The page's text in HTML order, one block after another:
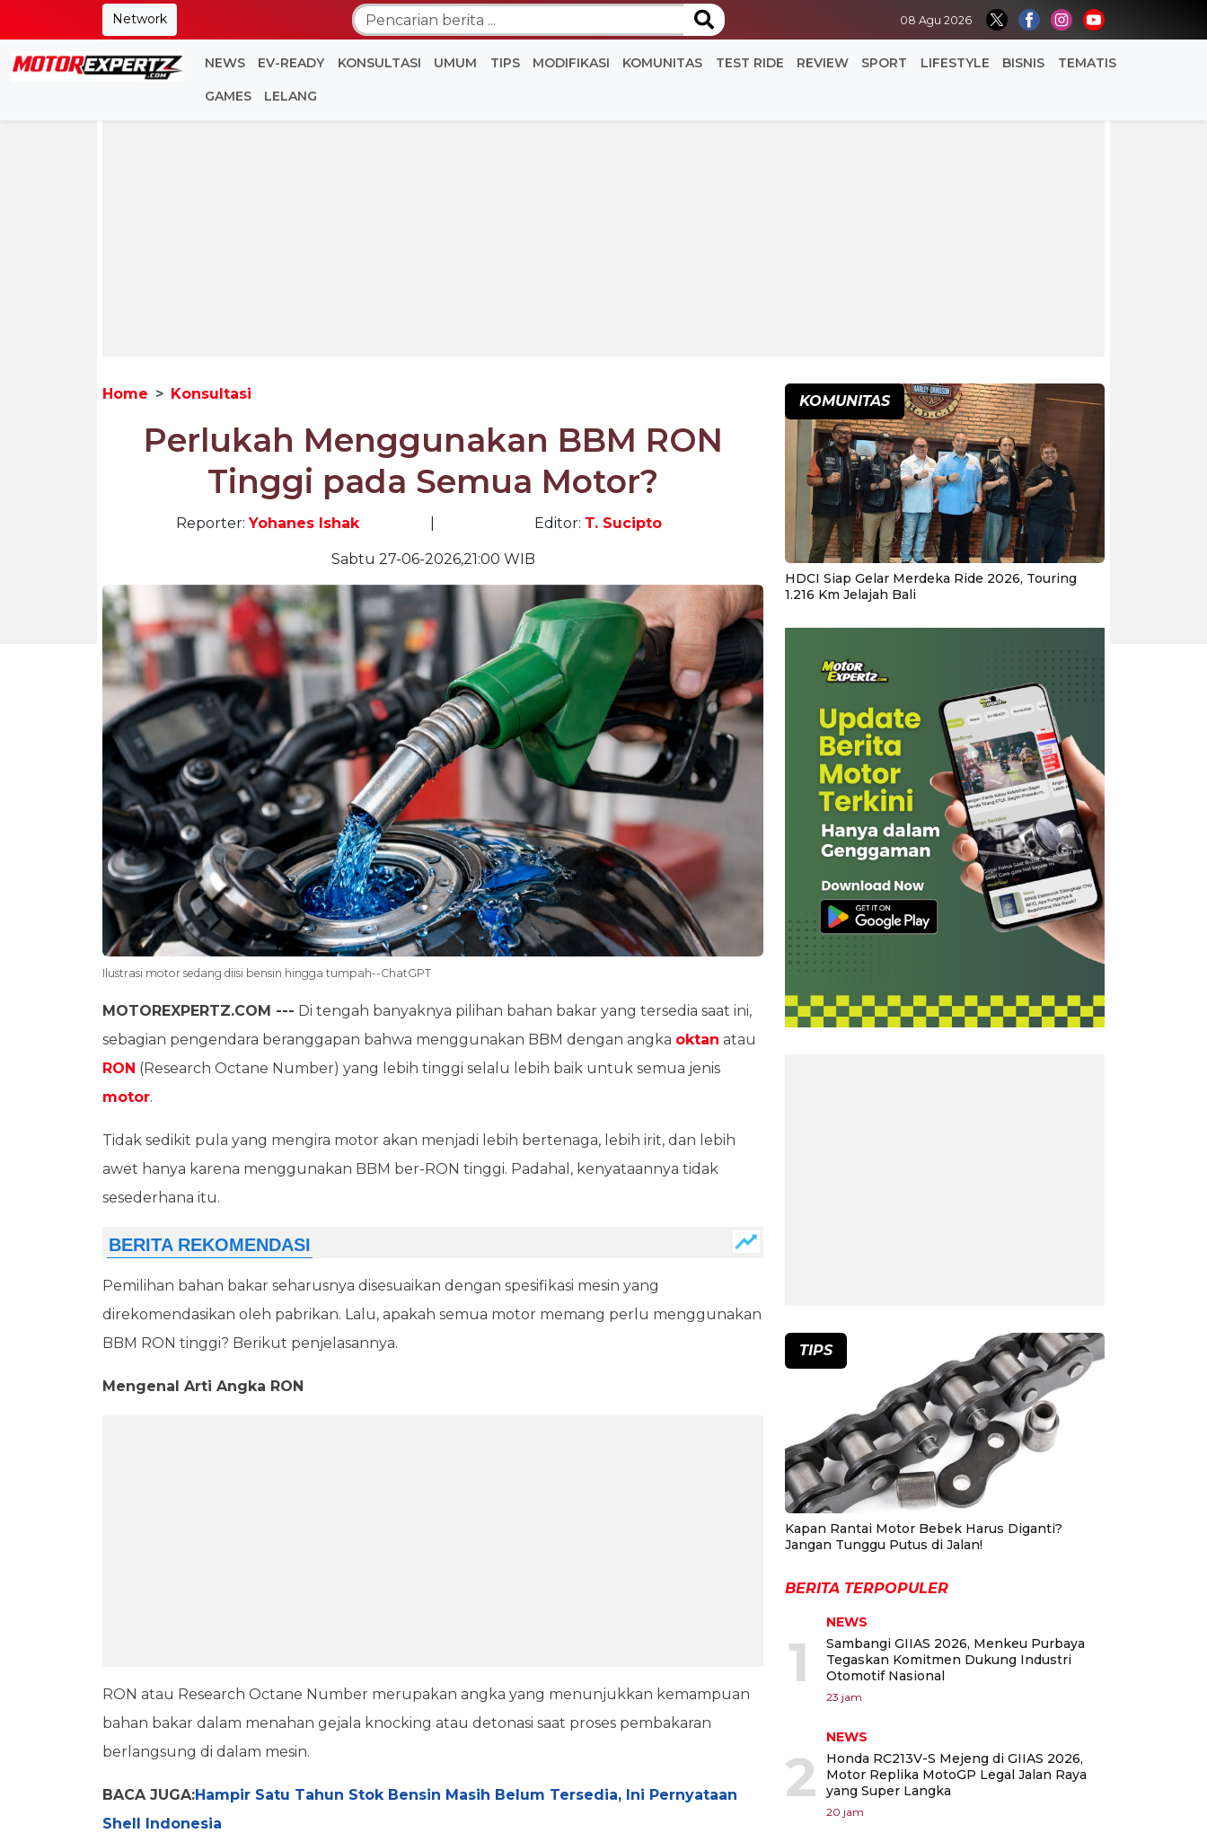
Network 08 Agu 2026
NEWS EV-READY KONSULTASI UMUM TIPS MODIFIKASI KOMUNITAS TEST RIDE REVIEW SPORT LIFESTYLE BISNIS TEMATIS
GAMES LELANG
Home Konsultasi
Perlukah Menggunakan BBM RON
Tinggi pada Semua Motor?
Reporter:Yohanes Ishak Editor: T. Sucipto
Sabtu 27-06-2026,21:00 WIB
Ilustrasi motor sedang diisi bensin hingga tumpah--ChatGPT
MOTOREXPERTZ.COM --- Di tengah banyaknya pilihan bahan bakar yang tersedia saat ini,
sebagian pengendara beranggapan bahwa menggunakan BBM dengan angka oktan atau
RON (Research Octane Number) yang lebih tinggi selalu lebih baik untuk semua jenis
motor.
Tidak sedikit pula yang mengira motor akan menjadi lebih bertenaga, lebih irit, dan lebih
awet hanya karena menggunakan BBM ber-RON tinggi. Padahal, kenyataannya tidak
sesederhana itu.
Pemilihan bahan bakar seharusnya disesuaikan dengan spesifikasi mesin yang
direkomendasikan oleh pabrikan. Lalu, apakah semua motor memang perlu menggunakan
BBM RON tinggi? Berikut penjelasannya.
Mengenal Arti Angka RON
RON atau Research Octane Number merupakan angka yang menunjukkan kemampuan
bahan bakar dalam menahan gejala knocking atau detonasi saat proses pembakaran
berlangsung di dalam mesin.
BACA JUGA:Hampir Satu Tahun Stok Bensin Masih Belum Tersedia, Ini Pernyataan
Shell Indonesia
KOMUNITAS
HDCI Siap Gelar Merdeka Ride 2026, Touring
1.216 Km Jelajah Bali
TIPS
Kapan Rantai Motor Bebek Harus Diganti?
Jangan Tunggu Putus di Jalan!
BERITA TERPOPULER
1
NEWS
Sambangi GIIAS 2026, Menkeu Purbaya
Tegaskan Komitmen Dukung Industri
Otomotif Nasional
23 jam
2
NEWS
Honda RC213V-S Mejeng di GIIAS 2026,
Motor Replika MotoGP Legal Jalan Raya
yang Super Langka
20 jam